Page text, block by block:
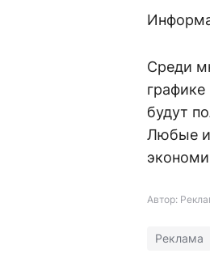
Среди
будут
Любые
Автор:
Реклама